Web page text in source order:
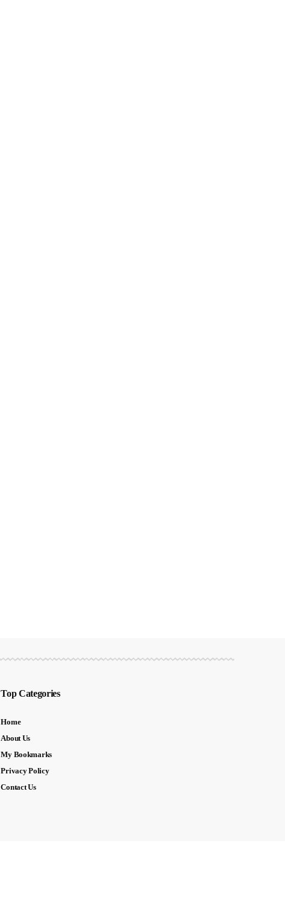
Top Categories
Home
About Us
My Bookmarks
Privacy Policy
Contact Us